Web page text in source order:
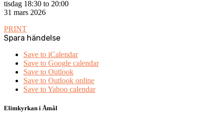
tisdag 18:30 to 20:00
31 mars 2026
PRINT
Spara händelse
Save to iCalendar
Save to Google calendar
Save to Outlook
Save to Outlook online
Save to Yahoo calendar
Elimkyrkan i Åmål